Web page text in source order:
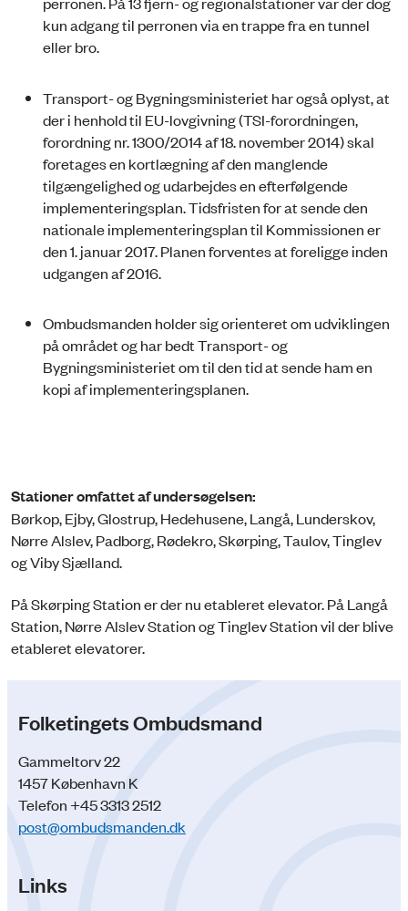
kun adgang til perronen via en trappe fra en tunnel
eller bro.
Transport- og Bygningsministeriet har også oplyst, at
der i henhold til EU-lovgivning (TSI-forordningen,
forordning nr. 1300/2014 af 18. november 2014) skal
foretages en kortlægning af den manglende
tilgængelighed og udarbejdes en efterfølgende
implementeringsplan. Tidsfristen for at sende den
nationale implementeringsplan til Kommissionen er
den 1. januar 2017. Planen forventes at foreligge inden
udgangen af 2016.
Ombudsmanden holder sig orienteret om udviklingen
på området og har bedt Transport- og
Bygningsministeriet om til den tid at sende ham en
kopi af implementeringsplanen.
Stationer omfattet af undersøgelsen:
Børkop, Ejby, Glostrup, Hedehusene, Langå, Lunderskov,
Nørre Alslev, Padborg, Rødekro, Skørping, Taulov, Tinglev
og Viby Sjælland.
På Skørping Station er der nu etableret elevator. På Langå
Station, Nørre Alslev Station og Tinglev Station vil der blive
etableret elevatorer.
Folketingets Ombudsmand
Gammeltorv 22
1457 København K
Telefon +45 3313 2512
post@ombudsmanden.dk
Links